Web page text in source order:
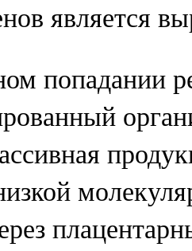
является
попадании